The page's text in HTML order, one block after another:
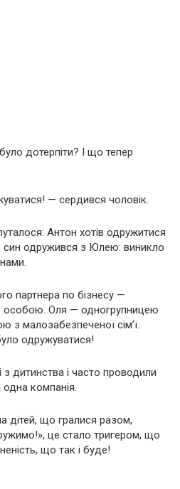
дотерпіти? І що тепер
— сердився чоловік.
Антон хотів одружитися
син одружився з Юлею: виникло
партнера по бізнесу —
особою. Оля — одногрупницею
з малозабезпеченої сім’ї.
одружуватися!
дитинства і часто проводили
одна компанія.
дітей, що гралися разом,
це стало тригером, що
що так і буде!